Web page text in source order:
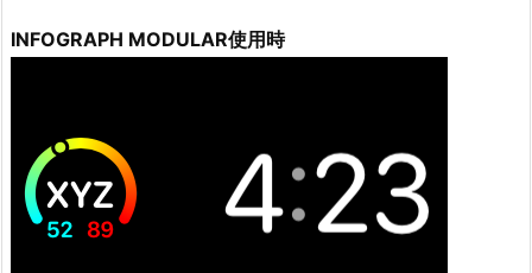
INFOGRAPH MODULAR使用時